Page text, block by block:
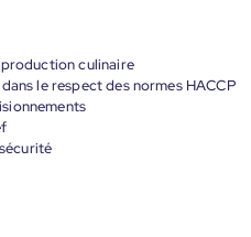
culinaire
le respect des normes HACCP